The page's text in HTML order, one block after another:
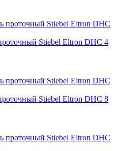
Stiebel Eltron DHC 4
Stiebel Eltron DHC 8